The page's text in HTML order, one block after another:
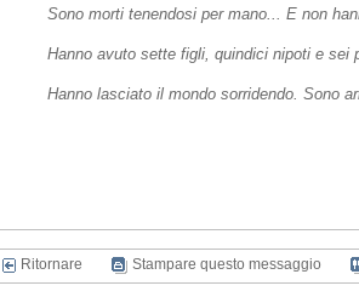
Sono morti tenendosi per mano... E non
Hanno avuto sette figli, quindici nipoti e sei
Hanno lasciato il mondo sorridendo. Sono
Ritornare Stampare questo messaggio